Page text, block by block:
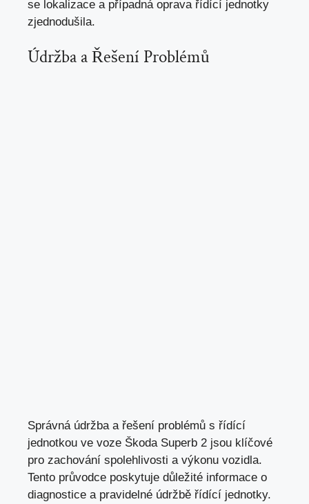
se lokalizace a případná oprava řídící jednotky
zjednodušila.
Údržba a Řešení Problémů
Správná údržba a řešení problémů s řídící
jednotkou ve voze Škoda Superb 2 jsou klíčové
pro zachování spolehlivosti a výkonu vozidla.
Tento průvodce poskytuje důležité informace o
diagnostice a pravidelné údržbě řídící jednotky.